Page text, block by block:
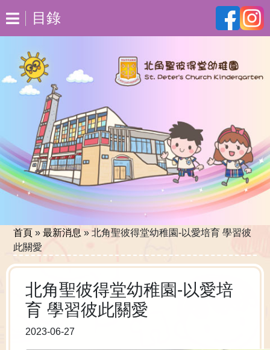
目錄
首頁 »最新消息 »北角聖彼得堂幼稚園-以愛培育 學習彼
此關愛
北角聖彼得堂幼稚園-以愛培
育 學習彼此關愛
2023-06-27